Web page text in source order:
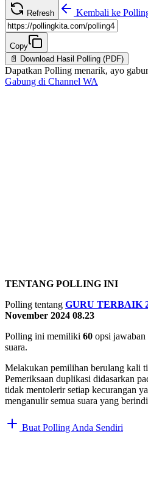
Refresh Kembali ke
Copy
📄 Download Hasil Polling (PDF)
Dapatkan Polling menarik, ayo
Gabung di Channel WA
TENTANG POLLING INI
Polling tentang GURU TERBAIK
November 2024 08.23
Polling ini memiliki 60 opsi jawaban
suara.
Melakukan pemilihan berulang kali
Pemeriksaan duplikasi didasarkan
tidak mentolerir setiap kecurangan
menganulir semua suara yang
Buat Polling Anda Sendiri